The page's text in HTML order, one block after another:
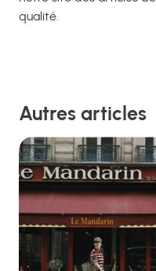
qualité.
Autres articles